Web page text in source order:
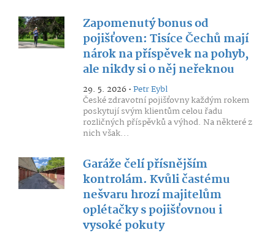
Zapomenutý bonus od
pojišťoven: Tisíce Čechů mají
nárok na příspěvek na pohyb,
ale nikdy si o něj neřeknou
29. 5. 2026 •Petr Eybl
České zdravotní pojišťovny každým rokem
poskytují svým klientům celou řadu
rozličných příspěvků a výhod. Na některé z
nich však...
Garáže čelí přísnějším
kontrolám. Kvůli častému
nešvaru hrozí majitelům
oplétačky s pojišťovnou i
vysoké pokuty